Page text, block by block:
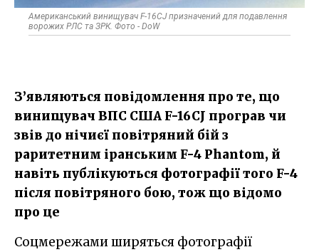
Американський винищувач F-16CJ призначений для подавлення
ворожих РЛС та ЗРК. Фото - DoW
З’являються повідомлення про те, що
винищувач ВПС США F-16CJ програв чи
звів до нічиєї повітряний бій з
раритетним іранським F-4 Phantom, й
навіть публікуються фотографії того F-4
після повітряного бою, тож що відомо
про це
Соцмережами ширяться фотографії